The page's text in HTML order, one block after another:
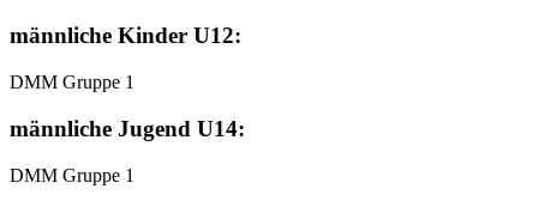
männliche Kinder U12:
DMM Gruppe 1
männliche Jugend U14:
DMM Gruppe 1